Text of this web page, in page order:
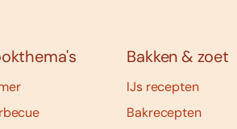
Bakken & zoet
IJs recepten
Bakrecepten